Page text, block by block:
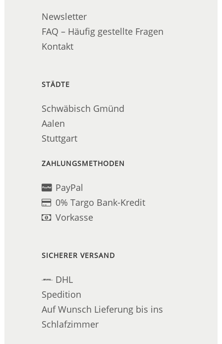
Newsletter
FAQ – Häufig gestellte Fragen
Kontakt
STÄDTE
Schwäbisch Gmünd
Aalen
Stuttgart
ZAHLUNGSMETHODEN
PayPal
0% Targo Bank-Kredit
Vorkasse
SICHERER VERSAND
DHL
Spedition
Auf Wunsch Lieferung bis ins
Schlafzimmer